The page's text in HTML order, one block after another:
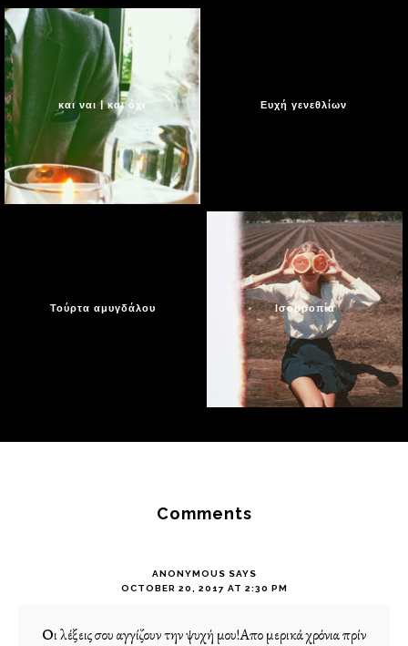
και ναι | και όχι Ευχή γενεθλίων
Τούρτα αμυγδάλου Ισορροπία
InteractionsComments
ANONYMOUS SAYS
OCTOBER 20, 2017 AT 2:30 PM
Οι λέξεις σου αγγίζουν την ψυχή μου!Απο μερικά χρόνια πρίν